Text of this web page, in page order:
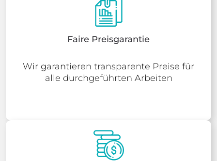
Faire Preisgarantie
Wir garantieren transparente Preise für
alle durchgeführten Arbeiten